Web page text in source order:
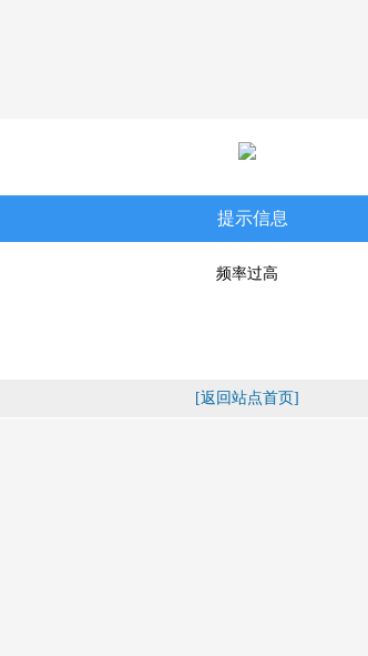
提示信息
频率过高
[返回站点首页]